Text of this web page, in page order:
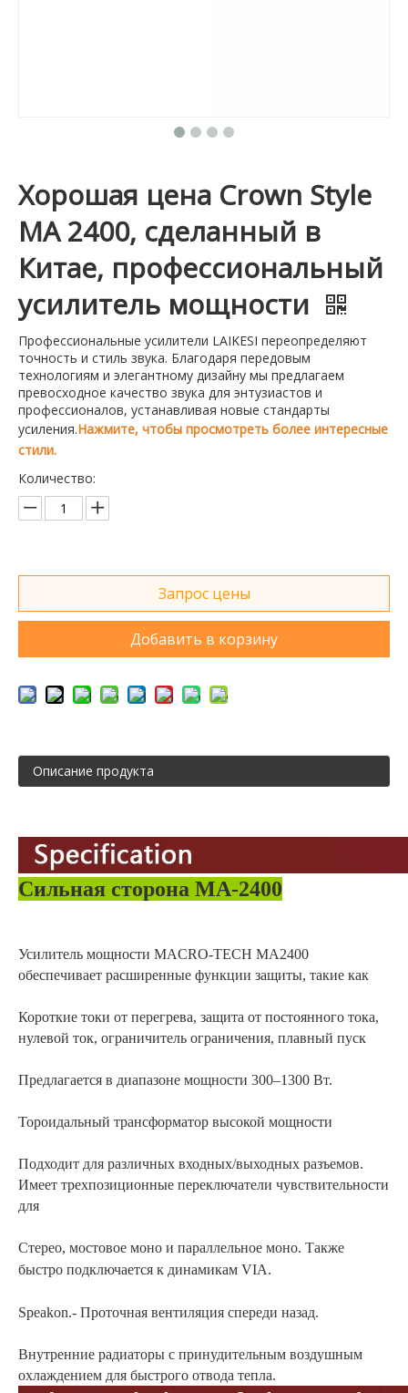
Хорошая цена Crown Style
MA 2400, сделанный в
Китае, профессиональный
усилитель мощности
Профессиональные усилители LAIKESI переопределяют
точность и стиль звука. Благодаря передовым
технологиям и элегантному дизайну мы предлагаем
превосходное качество звука для энтузиастов и
профессионалов, устанавливая новые стандарты
усиления.Нажмите, чтобы просмотреть более интересные
стили.
Количество:
Запрос цены
Добавить в корзину
Описание продукта
Сильная сторона MA-2400
Усилитель мощности MACRO-TECH MA2400
обеспечивает расширенные функции защиты, такие как
Короткие токи от перегрева, защита от постоянного тока,
нулевой ток, ограничитель ограничения, плавный пуск
Предлагается в диапазоне мощности 300–1300 Вт.
Тороидальный трансформатор высокой мощности
Подходит для различных входных/выходных разъемов.
Имеет трехпозиционные переключатели чувствительности
для
Стерео, мостовое моно и параллельное моно. Также
быстро подключается к динамикам VIA.
Speakon.- Проточная вентиляция спереди назад.
Внутренние радиаторы с принудительным воздушным
охлаждением для быстрого отвода тепла.